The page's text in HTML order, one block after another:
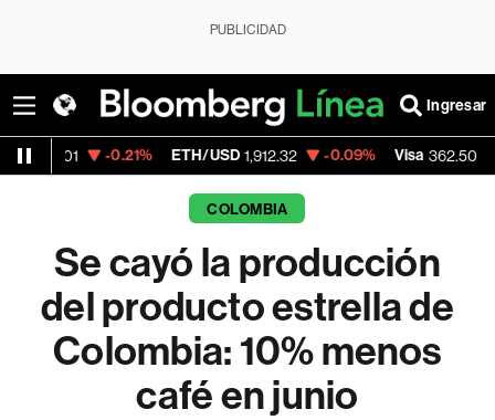
PUBLICIDAD
Ingresar
ETH/USD 1,912.32 -0.09% Visa 362.50 -2.15%
COLOMBIA
Se cayó la producción
del producto estrella de
Colombia: 10% menos
café en junio